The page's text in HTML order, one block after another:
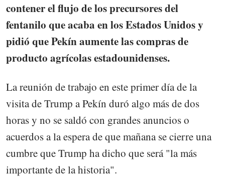
contener el flujo de los precursores del
fentanilo que acaba en los Estados Unidos y
pidió que Pekín aumente las compras de
producto agrícolas estadounidenses.
La reunión de trabajo en este primer día de la
visita de Trump a Pekín duró algo más de dos
horas y no se saldó con grandes anuncios o
acuerdos a la espera de que mañana se cierre una
cumbre que Trump ha dicho que será "la más
importante de la historia".